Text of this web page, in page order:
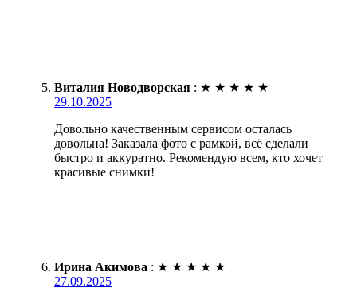
Виталия Новодворская : ★ ★ ★ ★ ★
29.10.2025
Довольно качественным сервисом осталась
довольна! Заказала фото с рамкой, всё сделали
быстро и аккуратно. Рекомендую всем, кто хочет
красивые снимки!
Ирина Акимова : ★ ★ ★ ★ ★
27.09.2025